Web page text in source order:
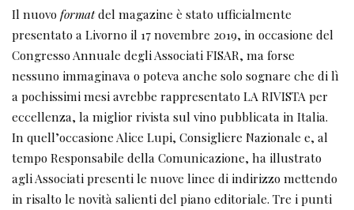
Il nuovoformatdel magazine è stato ufficialmente
presentato a Livorno il 17 novembre 2019, in occasione del
Congresso Annuale degli Associati FISAR, ma forse
nessuno immaginava o poteva anche solo sognare che di lì
a pochissimi mesi avrebbe rappresentato LA RIVISTA per
eccellenza, la miglior rivista sul vino pubblicata in Italia.
In quell’occasione Alice Lupi, Consigliere Nazionale e, al
tempo Responsabile della Comunicazione, ha illustrato
agli Associati presenti le nuove linee di indirizzo mettendo
in risalto le novità salienti del piano editoriale. Tre i punti